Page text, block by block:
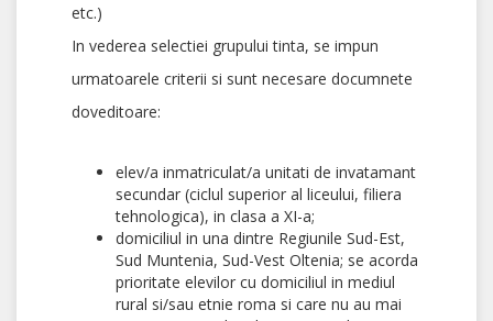
etc.)
In vederea selectiei grupului tinta, se impun
urmatoarele criterii si sunt necesare documnete
doveditoare:
elev/a inmatriculat/a unitati de invatamant
secundar (ciclul superior al liceului, filiera
tehnologica), in clasa a XI-a;
domiciliul in una dintre Regiunile Sud-Est,
Sud Muntenia, Sud-Vest Oltenia; se acorda
prioritate elevilor cu domiciliul in mediul
rural si/sau etnie roma si care nu au mai